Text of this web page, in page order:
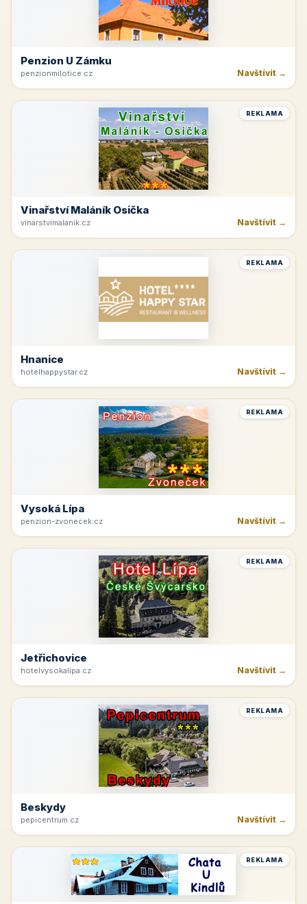
Penzion U Zámku
penzionmilotice.cz Navštívit →
REKLAMA
Vinařství Maláník Osička
vinarstvimalanik.cz Navštívit →
REKLAMA
Hnanice
hotelhappystar.cz Navštívit →
REKLAMA
Vysoká Lípa
penzion-zvonecek.cz Navštívit →
REKLAMA
Jetřichovice
hotelvysokalipa.cz Navštívit →
REKLAMA
Beskydy
pepicentrum.cz Navštívit →
REKLAMA